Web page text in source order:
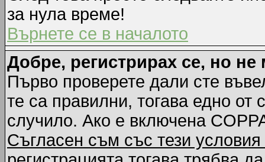
за нула време!
Върнете се в началото
Добре, регистрирах се, но не
Първо проверете дали сте
те са правилни, тогава едно
случило. Ако е включена
Съгласен съм със тези